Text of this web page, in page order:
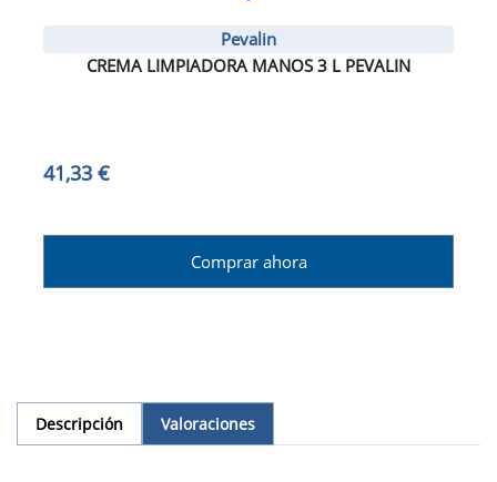
Pevalin
CREMA LIMPIADORA MANOS 3 L PEVALIN
41,33 €
Comprar ahora
Descripción Valoraciones